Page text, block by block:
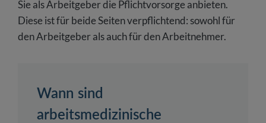
Sie als Arbeitgeber die Pflichtvorsorge anbieten.
Diese ist für beide Seiten verpflichtend: sowohl für
den Arbeitgeber als auch für den Arbeitnehmer.
Wann sind
arbeitsmedizinische